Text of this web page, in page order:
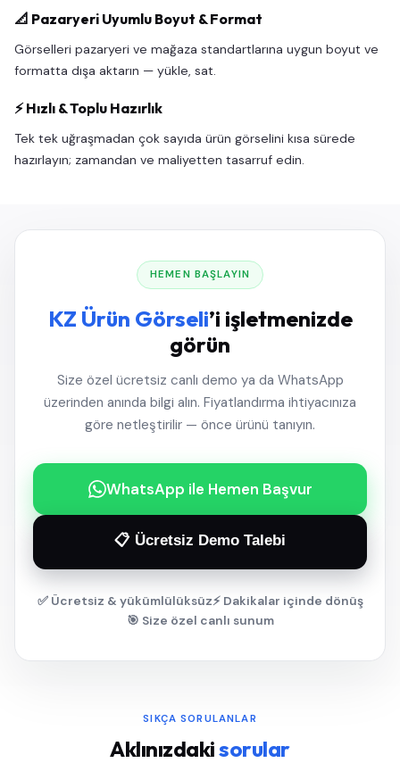
📐 Pazaryeri Uyumlu Boyut & Format
Görselleri pazaryeri ve mağaza standartlarına uygun boyut ve
formatta dışa aktarın — yükle, sat.
⚡ Hızlı & Toplu Hazırlık
Tek tek uğraşmadan çok sayıda ürün görselini kısa sürede
hazırlayın; zamandan ve maliyetten tasarruf edin.
HEMEN BAŞLAYIN
KZ Ürün Görseli’i işletmenizde
görün
Size özel ücretsiz canlı demo ya da WhatsApp
üzerinden anında bilgi alın. Fiyatlandırma ihtiyacınıza
göre netleştirilir — önce ürünü tanıyın.
WhatsApp ile Hemen Başvur
📋 Ücretsiz Demo Talebi
✅ Ücretsiz & yükümlülüksüz⚡ Dakikalar içinde dönüş
🎯 Size özel canlı sunum
SIKÇA SORULANLAR
Aklınızdakisorular